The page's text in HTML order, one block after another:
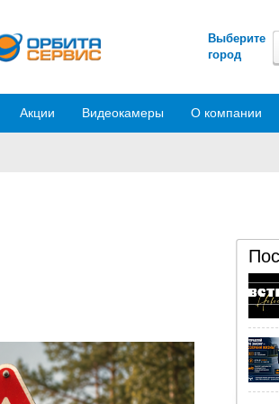
Выберите
город
Акции Видеокамеры О компании